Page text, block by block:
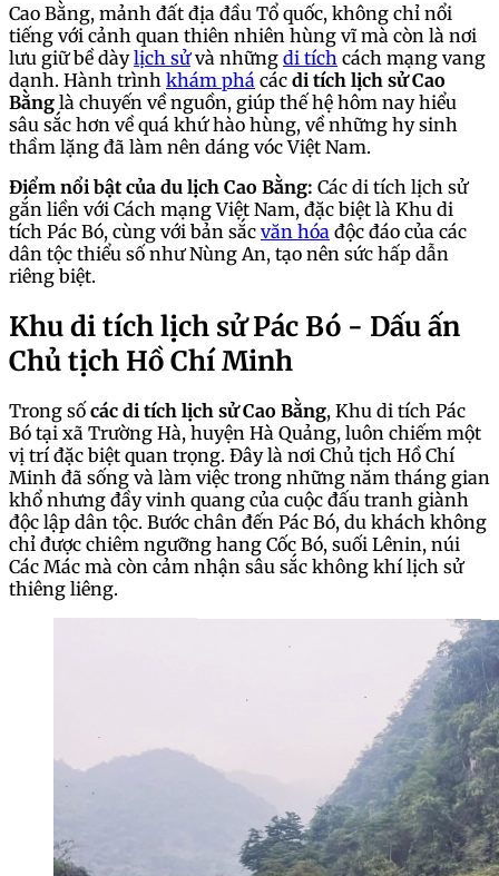
Cao Bằng, mảnh đất địa đầu Tổ quốc, không chỉ nổi
tiếng với cảnh quan thiên nhiên hùng vĩ mà còn là nơi
lưu giữ bề dàylịch sửvà những di tích cách mạng vang
danh. Hành trình khám phá các di tích lịch sử Cao
Bằng là chuyến về nguồn, giúp thế hệ hôm nay hiểu
sâu sắc hơn về quá khứ hào hùng, về những hy sinh
thầm lặng đã làm nên dáng vóc Việt Nam.
Điểm nổi bật của du lịch Cao Bằng: Các di tích lịch sử
gắn liền với Cách mạng Việt Nam, đặc biệt là Khu di
tích Pác Bó, cùng với bản sắc văn hóa độc đáo của các
dân tộc thiểu số như Nùng An, tạo nên sức hấp dẫn
riêng biệt.
Khu di tích lịch sử Pác Bó - Dấu ấn
Chủ tịch Hồ Chí Minh
Trong số các di tích lịch sử Cao Bằng, Khu di tích Pác
Bó tại xã Trường Hà, huyện Hà Quảng, luôn chiếm một
vị trí đặc biệt quan trọng. Đây là nơi Chủ tịch Hồ Chí
Minh đã sống và làm việc trong những năm tháng gian
khổ nhưng đầy vinh quang của cuộc đấu tranh giành
độc lập dân tộc. Bước chân đến Pác Bó, du khách không
chỉ được chiêm ngưỡng hang Cốc Bó, suối Lênin, núi
Các Mác mà còn cảm nhận sâu sắc không khí lịch sử
thiêng liêng.